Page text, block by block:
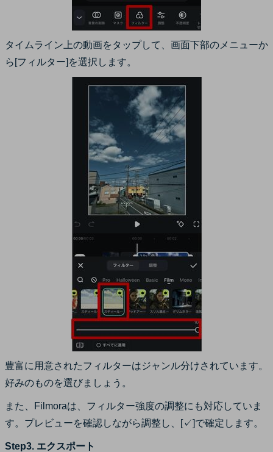
タイムライン上の動画をタップして、画面下部のメニューか
ら[フィルター]を選択します。
豊富に用意されたフィルターはジャンル分けされています。
好みのものを選びましょう。
また、Filmoraは、フィルター強度の調整にも対応していま
す。プレビューを確認しながら調整し、[✓]で確定します。
Step3. エクスポート